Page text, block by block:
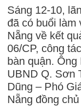
Sáng 12-10,
đã có buổi
Nẵng về kết
06/CP, công
bàn quận.
UBND Q. Sơn
Dũng – Phó
Nẵng đồng